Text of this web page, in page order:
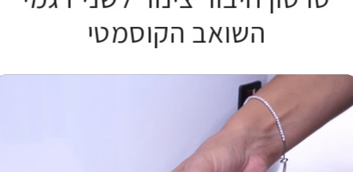
השואב הקוסמטי